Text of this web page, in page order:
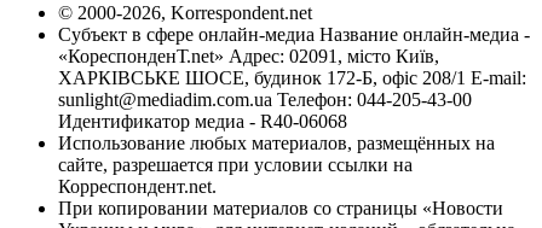
© 2000-2026, Korrespondent.net
Субъект в сфере онлайн-медиа Название онлайн-медиа -
«КореспонденТ.net» Адрес: 02091, місто Київ,
ХАРКІВСЬКЕ ШОСЕ, будинок 172-Б, офіс 208/1 E-mail:
sunlight@mediadim.com.ua Телефон: 044-205-43-00
Идентификатор медиа - R40-06068
Использование любых материалов, размещённых на
сайте, разрешается при условии ссылки на
Корреспондент.net.
При копировании материалов со страницы «Новости